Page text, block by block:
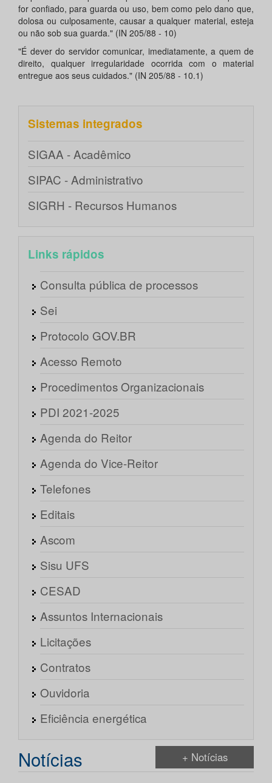
for confiado, para guarda ou uso, bem como pelo dano que,
dolosa ou culposamente, causar a qualquer material, esteja
ou não sob sua guarda." (IN 205/88 - 10)
"É dever do servidor comunicar, imediatamente, a quem de
direito, qualquer irregularidade ocorrida com o material
entregue aos seus cuidados." (IN 205/88 - 10.1)
Sistemas integrados
SIGAA - Acadêmico
SIPAC - Administrativo
SIGRH - Recursos Humanos
Links rápidos
Consulta pública de processos
Sei
Protocolo GOV.BR
Acesso Remoto
Procedimentos Organizacionais
PDI 2021-2025
Agenda do Reitor
Agenda do Vice-Reitor
Telefones
Editais
Ascom
Sisu UFS
CESAD
Assuntos Internacionais
Licitações
Contratos
Ouvidoria
Eficiência energética
Notícias + Notícias